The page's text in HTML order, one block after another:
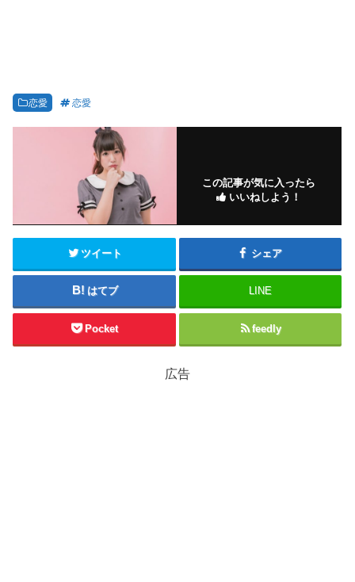
恋愛 恋愛
この記事が気に入ったら
いいねしよう！
ツイート シェア
はてブ LINE
Pocket feedly
広告